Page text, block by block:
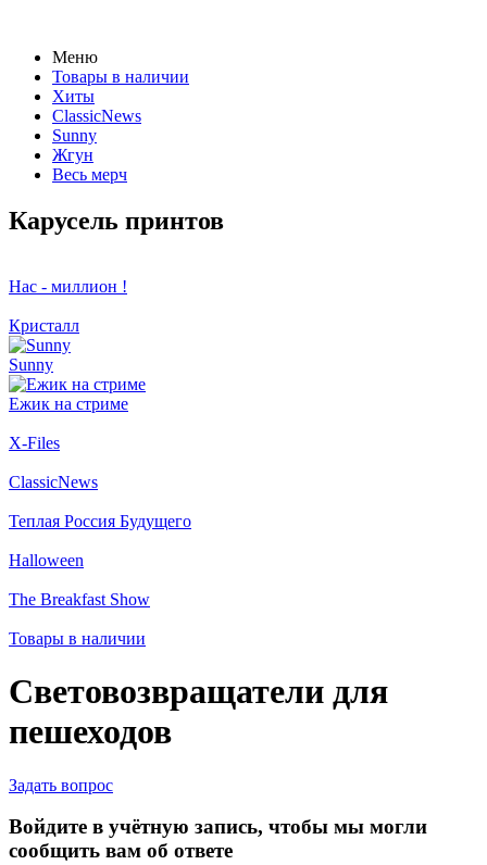
Меню
Товары в наличии
Хиты
ClassicNews
Sunny
Жгун
Весь мерч
Карусель принтов
Нас - миллион !
Кристалл
Sunny
Ежик на стриме
X-Files
ClassicNews
Теплая Россия Будущего
Halloween
The Breakfast Show
Товары в наличии
Световозвращатели для
пешеходов
Задать вопрос
Войдите в учётную запись, чтобы мы могли
сообщить вам об ответе